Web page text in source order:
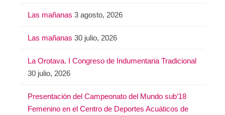
Las mañanas 3 agosto, 2026
Las mañanas 30 julio, 2026
La Orotava. I Congreso de Indumentaria Tradicional
30 julio, 2026
Presentación del Campeonato del Mundo sub’18
Femenino en el Centro de Deportes Acuáticos de